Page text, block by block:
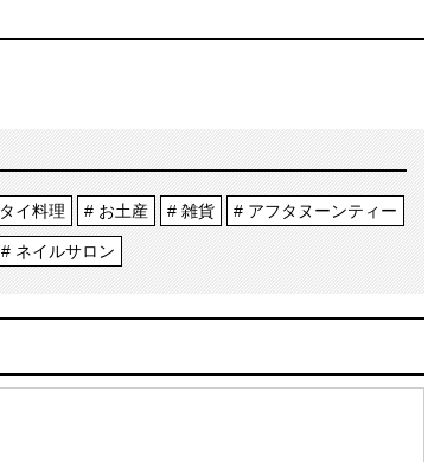
タイ料理 お土産 雑貨 アフタヌーンティー
ネイルサロン